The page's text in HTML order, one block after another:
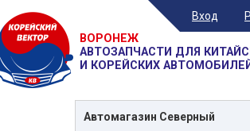
Вход
ВОРОНЕЖ
АВТОЗАПЧАСТИ ДЛЯ
И КОРЕЙСКИХ АВТОМОБИЛЕЙ
Автомагазин Северный